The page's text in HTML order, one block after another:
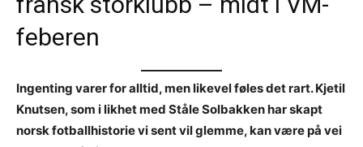
feberen
Ingenting varer for alltid, men likevel føles det rart. Kjetil
Knutsen, som i likhet med Ståle Solbakken har skapt
norsk fotballhistorie vi sent vil glemme, kan være på vei